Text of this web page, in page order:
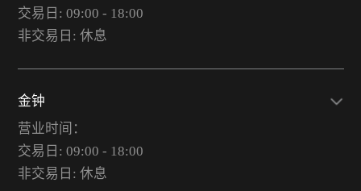
交易日: 09:00 - 18:00
非交易日: 休息
金钟
营业时间：
交易日: 09:00 - 18:00
非交易日: 休息